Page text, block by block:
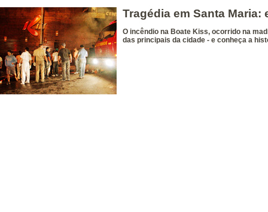
Tragédia em Santa
O incêndio na Boate Kiss, ocorrido na
das principais da cidade - e conheça a